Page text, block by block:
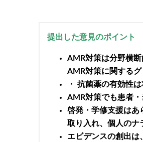
提出した意見のポイント
AMR対策は分野横
AMR対策に関する
・ 抗菌薬の有効性
AMR対策でも患者
啓発・学修支援はあ
取り入れ、個人のナ
エビデンスの創出は